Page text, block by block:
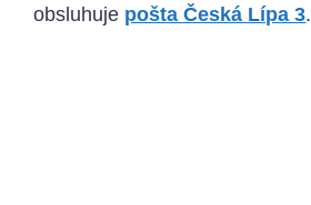
obsluhuje pošta Česká Lípa 3.